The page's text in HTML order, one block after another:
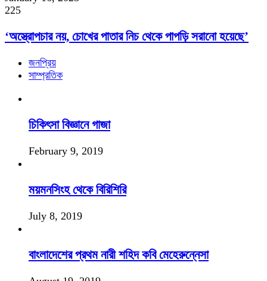
225
‘অস্ত্রোপচার নয়, চোখের পাতার নিচ থেকে পাপড়ি সরানো হয়েছে’
জনপ্রিয়
সাম্প্রতিক
চিকিৎসা বিজ্ঞানে গাজা
February 9, 2019
ময়মনসিংহ থেকে বিরিশিরি
July 8, 2019
বাংলাদেশের প্রথম নারী শহিদ কবি মেহেরুন্নেসা